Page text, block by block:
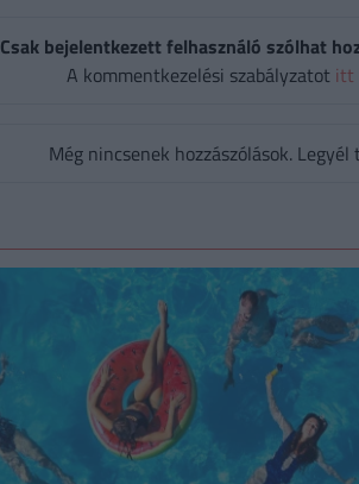
Csak bejelentkezett felhasználó szólhat
A kommentkezelési szabályzatot itt
Még nincsenek hozzászólások. Legyél